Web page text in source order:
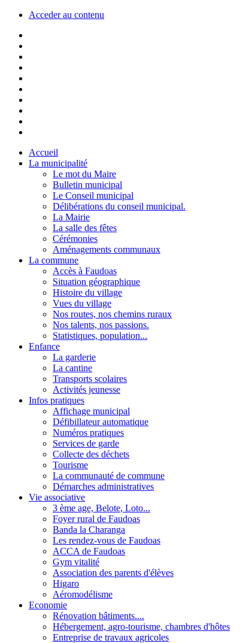
Acceder au contenu
Accueil
La municipalité
Le mot du Maire
Bulletin municipal
Le Conseil municipal
Délibérations du conseil municipal.
La Mairie
La salle des fêtes
Cérémonies
Aménagements communaux
La commune
Accès à Faudoas
Situation géographique
Histoire du village
Vues du village
Nos routes, nos chemins ruraux
Nos talents, nos passions.
Statistiques, population...
Enfance
La garderie
La cantine
Transports scolaires
Activités jeunesse
Infos pratiques
Affichage municipal
Défibillateur automatique
Numéros pratiques
Services de garde
Collecte des déchets
Tourisme
La communauté de commune
Démarches administratives
Vie associative
3 ème age, Belote, Loto...
Foyer rural de Faudoas
Banda la Charanga
Les rendez-vous de Faudoas
ACCA de Faudoas
Gym vitalité
Association des parents d'élèves
Higaro
Aéromodélisme
Economie
Rénovation bâtiments....
Hébergement, agro-tourisme, chambres d'hôtes
Entreprise de travaux agricoles